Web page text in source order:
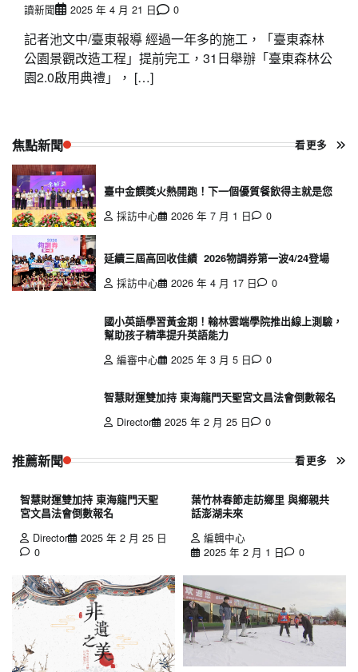
讀新聞 2025 年 4 月 21 日 0
記者池文中/臺東報導 經過一年多的施工，「臺東森林
公園景觀改造工程」提前完工，31日舉辦「臺東森林公
園2.0啟用典禮」， […]
焦點新聞 看更多
臺中金饌獎火熱開跑！下一個優質餐飲得主就是您
採訪中心
2026 年 7 月 1 日 0
延續三屆高回收佳績 2026物調券第一波4/24登場
採訪中心
2026 年 4 月 17 日 0
國小英語學習黃金期！翰林雲端學院推出線上測驗，
幫助孩子精準提升英語能力
編審中心
2025 年 3 月 5 日 0
智慧財運雙加持 東海龍門天聖宮文昌法會倒數報名
Director
2025 年 2 月 25 日 0
推薦新聞 看更多
智慧財運雙加持 東海龍門天聖
宮文昌法會倒數報名
Director
2025 年 2 月 25 日
0
葉竹林春節走訪鄉里 與鄉親共
話澎湖未來
編輯中心
2025 年 2 月 1 日
0